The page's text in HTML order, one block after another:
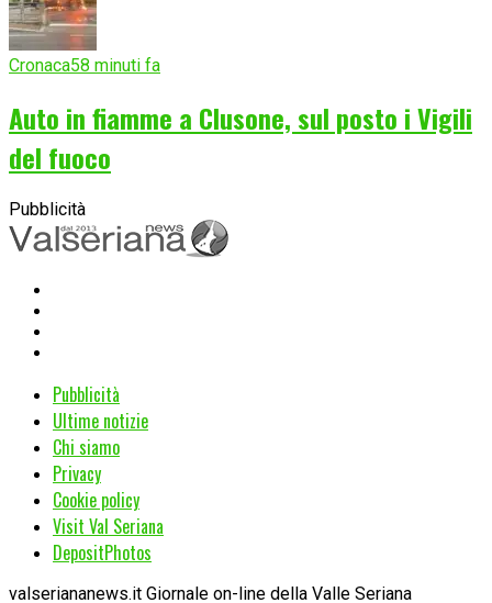
Cronaca58 minuti fa
Auto in fiamme a Clusone, sul posto i Vigili
del fuoco
Pubblicità
Pubblicità
Ultime notizie
Chi siamo
Privacy
Cookie policy
Visit Val Seriana
DepositPhotos
valseriananews.it Giornale on-line della Valle Seriana